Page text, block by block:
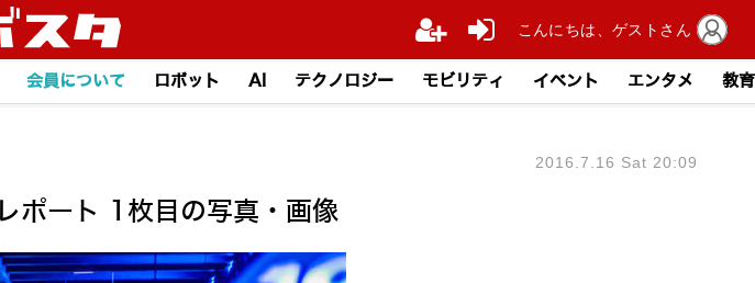
会員について ロボット AI テクノロジー モビリティ イベント エンタメ 教育
ポート 1枚目の写真・画像
2016.7.16 Sat 20:09
こんにちは、ゲストさん